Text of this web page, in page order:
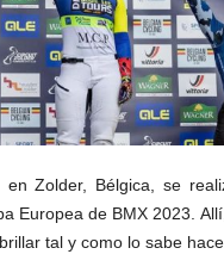
Zolder, Bélgica, se
Europea de BMX 2023.
tal y como lo sabe